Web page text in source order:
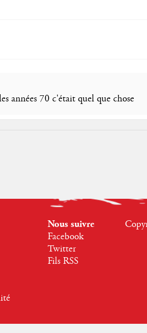
années 70 c'était quel que chose
Nous suivre
Facebook
Twitter
Fils RSS